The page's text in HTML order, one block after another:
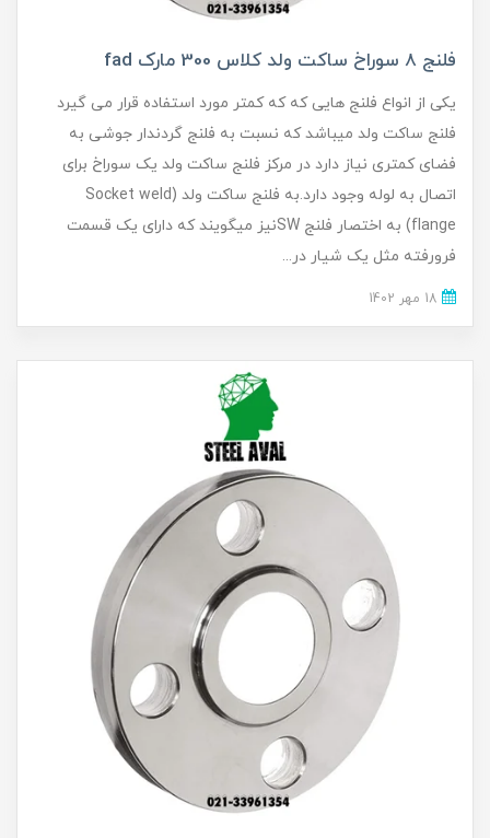
فلنج 8 سوراخ ساکت ولد کلاس 300 مارک fad
یکی از انواع فلنج هایی که که کمتر مورد استفاده قرار می گیرد
فلنج ساکت ولد میباشد که نسبت به فلنج گردندار جوشی به
فضای کمتری نیاز دارد در مرکز فلنج ساکت ولد یک سوراخ برای
اتصال به لوله وجود دارد.به فلنج ساکت ولد (Socket weld
flange) به اختصار فلنج SWنیز میگویند که دارای یک قسمت
فرورفته مثل یک شیار در...